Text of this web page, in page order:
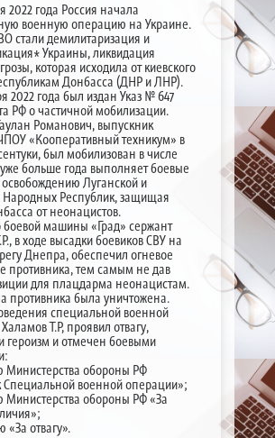
2022 года Россия начала
военную операцию на Украине.
стали демилитаризация и
Украины, ликвидация
которая исходила от киевского
Донбасса (ДНР и ЛНР).
2022 года был издан Указ № 647
РФ о частичной мобилизации.
Романович, выпускник
«Кооперативный техникум» в
был мобилизован в числе
больше года выполняет боевые
Луганской и
Республик, защищая
от неонацистов.
машины «Град» сержант
в ходе высадки боевиков СВУ на
Днепра, обеспечил огневое
противника, тем самым не дав
для плацдарма неонацистам.
противника была уничтожена.
специальной военной
Т.Р, проявил отвагу,
героизм и отмечен боевыми
обороны РФ
Специальной военной операции»;
обороны РФ «За
отвагу».